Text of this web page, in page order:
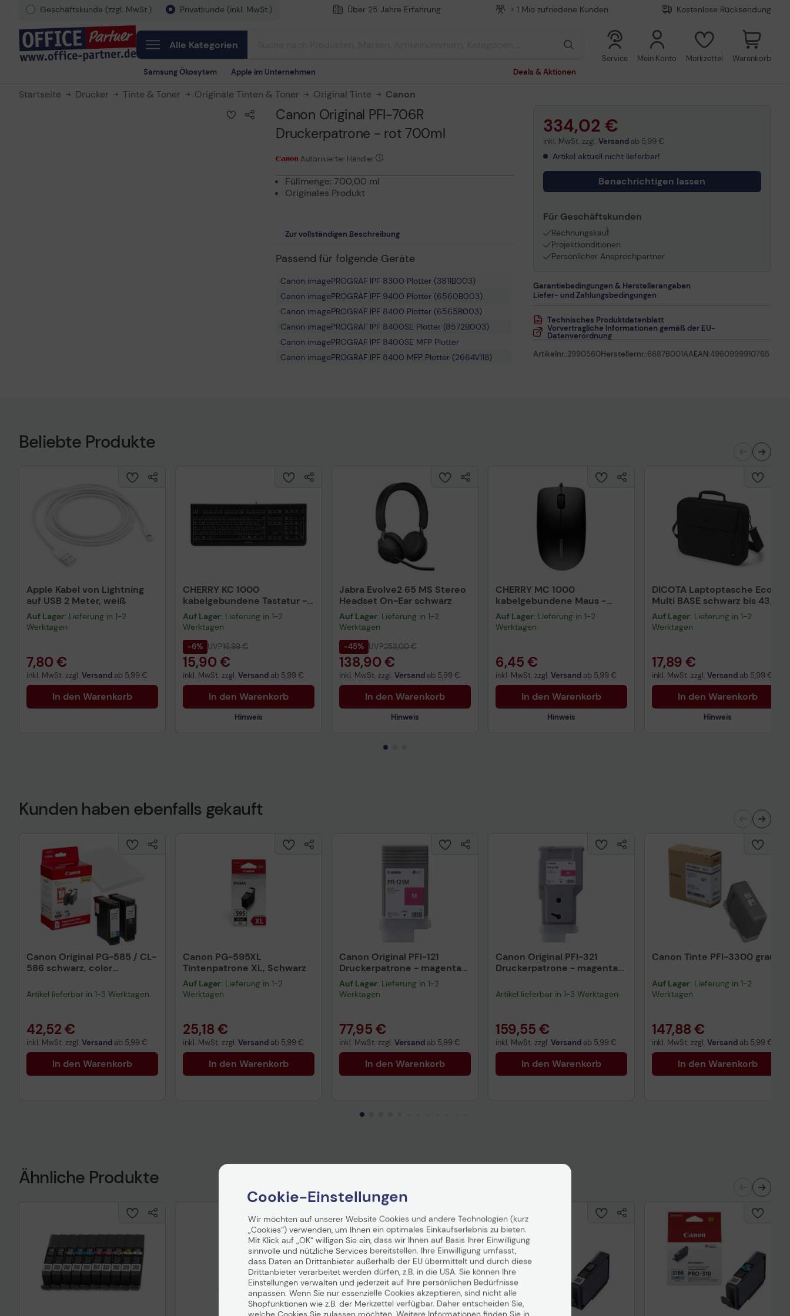
Geschäftskunde (zzgl. MwSt.) Privatkunde (inkl. MwSt.) Über 25 Jahre Erfahrung > 1 Mio zufriedene Kunden Kostenlose Rücksendung
Alle Kategorien
Samsung Ökosytem Apple im Unternehmen Deals & Aktionen
Service Mein Konto Merkzettel Warenkorb
Startseite Drucker Tinte & Toner Originale Tinten & Toner Original Tinte Canon
Canon Original PFI-706R
Druckerpatrone - rot 700ml
Autorisierter Händler
Füllmenge: 700,00 ml
Originales Produkt
Zur vollständigen Beschreibung
Passend für folgende Geräte
Canon imagePROGRAF IPF 8300 Plotter (3811B003)
Canon imagePROGRAF IPF 9400 Plotter (6560B003)
Canon imagePROGRAF IPF 8400 Plotter (6565B003)
Canon imagePROGRAF IPF 8400SE Plotter (8572B003)
Canon imagePROGRAF IPF 8400SE MFP Plotter
Canon imagePROGRAF IPF 8400 MFP Plotter (2664V118)
334,02 €
inkl. MwSt. zzgl. Versandab 5,99 €
Artikel aktuell nicht lieferbar!
Benachrichtigen lassen
Für Geschäftskunden
Rechnungskauf
1
Projektkonditionen
Persönlicher Ansprechpartner
Garantiebedingungen & Herstellerangaben
Liefer- und Zahlungsbedingungen
Technisches Produktdatenblatt
Vorvertragliche Informationen gemäß der EU-
Datenverordnung
Artikelnr.:2990560Herstellernr.:6687B001AAEAN:4960999910765
Beliebte Produkte
Apple Kabel von Lightning
auf USB 2 Meter, weiß
Auf Lager: Lieferung in 1-2
Werktagen
7,80 €
inkl. MwSt. zzgl. Versand ab 5,99 €
In den Warenkorb
CHERRY KC 1000
kabelgebundene Tastatur -
QWERTZ DE - schwarz
Auf Lager: Lieferung in 1-2
Werktagen
-6% UVP16,99 €
15,90 €
inkl. MwSt. zzgl. Versand ab 5,99 €
In den Warenkorb
Hinweis
Technisches Produktdatenblatt
Jabra Evolve2 65 MS Stereo
Headset On-Ear schwarz
Auf Lager: Lieferung in 1-2
Werktagen
-45% UVP253,00 €
138,90 €
inkl. MwSt. zzgl. Versand ab 5,99 €
In den Warenkorb
Hinweis
CHERRY MC 1000
kabelgebundene Maus -
schwarz
Auf Lager: Lieferung in 1-2
Werktagen
6,45 €
inkl. MwSt. zzgl. Versand ab 5,99 €
In den Warenkorb
Hinweis
DICOTA Laptoptasche Eco
Multi BASE schwarz bis 43,9
cm (17,3 Zoll)
Auf Lager: Lieferung in 1-2
Werktagen
17,89 €
inkl. MwSt. zzgl. Versand ab 5,99 €
In den Warenkorb
Hinweis
Kunden haben ebenfalls gekauft
Canon Original PG-585 / CL-
586 schwarz, color
Fotopapier, 2er-Set
Artikel lieferbar in 1-3 Werktagen.
42,52 €
inkl. MwSt. zzgl. Versand ab 5,99 €
In den Warenkorb
Canon PG-595XL
Tintenpatrone XL, Schwarz
Auf Lager: Lieferung in 1-2
Werktagen
25,18 €
inkl. MwSt. zzgl. Versand ab 5,99 €
In den Warenkorb
Canon Original PFI-121
Druckerpatrone - magenta
6267C001
Auf Lager: Lieferung in 1-2
Werktagen
77,95 €
inkl. MwSt. zzgl. Versand ab 5,99 €
In den Warenkorb
Canon Original PFI-321
Druckerpatrone - magenta
Artikel lieferbar in 1-3 Werktagen.
159,55 €
inkl. MwSt. zzgl. Versand ab 5,99 €
In den Warenkorb
Canon Tinte PFI-3300 grau
Auf Lager: Lieferung in 1-2
Werktagen
147,88 €
inkl. MwSt. zzgl. Versand ab 5,99 €
In den Warenkorb
Ähnliche Produkte
Cookie-Einstellungen
Wir möchten auf unserer Website Cookies und andere Technologien (kurz
„Cookies“) verwenden, um Ihnen ein optimales Einkaufserlebnis zu bieten.
Mit Klick auf „OK“ willigen Sie ein, dass wir Ihnen auf Basis Ihrer Einwilligung
sinnvolle und nützliche Services bereitstellen. Ihre Einwilligung umfasst,
dass Daten an Drittanbieter außerhalb der EU übermittelt und durch diese
Drittanbieter verarbeitet werden dürfen, z.B. in die USA. Sie können Ihre
Einstellungen verwalten und jederzeit auf Ihre persönlichen Bedürfnisse
anpassen. Wenn Sie nur essenzielle Cookies akzeptieren, sind nicht alle
Shopfunktionen wie z.B. der Merkzettel verfügbar. Daher entscheiden Sie,